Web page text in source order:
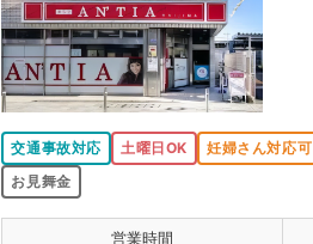
交通事故対応 土曜日OK 妊婦さん対応可
お見舞金
営業時間